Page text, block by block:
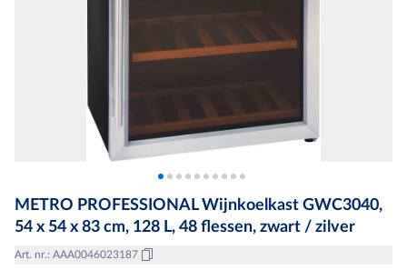
METRO PROFESSIONAL Wijnkoelkast GWC3040,
54 x 54 x 83 cm, 128 L, 48 flessen, zwart / zilver
Art. nr.: AAA0046023187